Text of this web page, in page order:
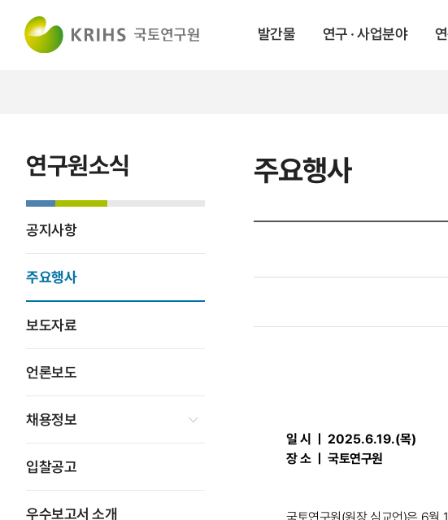
발간물 연구 · 사업분야
주요행사
연구원소식
공지사항
주요행사
보도자료
언론보도
채용정보
입찰공고
우수보고서 소개
일 시 ㅣ 2025.6.19.(목)
장 소 ㅣ 국토연구원